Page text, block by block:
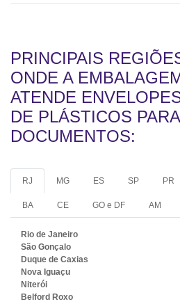
PRINCIPAIS
ONDE A
ATENDE
DE PLÁSTICOS PARA
DOCUMENTOS:
RJ MG ES SP PR
BA CE GO e DF AM
Rio de Janeiro
São Gonçalo
Duque de Caxias
Nova Iguaçu
Niterói
Belford Roxo